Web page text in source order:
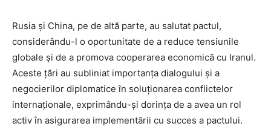
Rusia și China, pe de altă parte, au salutat pactul,
considerându-l o oportunitate de a reduce tensiunile
globale și de a promova cooperarea economică cu Iranul.
Aceste țări au subliniat importanța dialogului și a
negocierilor diplomatice în soluționarea conflictelor
internaționale, exprimându-și dorința de a avea un rol
activ în asigurarea implementării cu succes a pactului.